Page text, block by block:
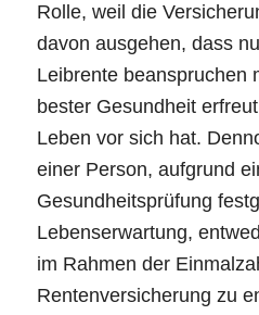
Rolle, weil die
davon ausgehen, dass
Leibrente beanspruchen
bester Gesundheit
Leben vor sich hat.
einer Person, aufgrund
Gesundheitsprüfung
Lebenserwartung,
im Rahmen der
Rentenversicherung zu